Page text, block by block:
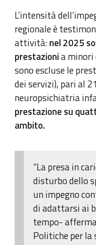
L’intensità
regionale è
attività:nel 2025
prestazionia minori
sono escluse le
dei servizi), pari al
neuropsichiatria
prestazione su
ambito.
“La presa in
disturbo dello
un impegno
di adattarsi ai
tempo-
Politiche per la